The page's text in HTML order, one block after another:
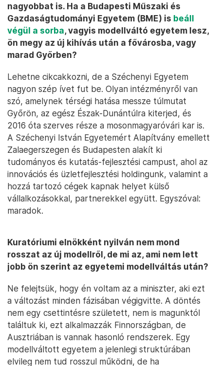
nagyobbat is. Ha a Budapesti Műszaki és
Gazdaságtudományi Egyetem (BME) is beáll
végül a sorba, vagyis modellváltó egyetem lesz,
ön megy az új kihívás után a fővárosba, vagy
marad Győrben?
Lehetne cikcakkozni, de a Széchenyi Egyetem
nagyon szép ívet fut be. Olyan intézményről van
szó, amelynek térségi hatása messze túlmutat
Győrön, az egész Észak-Dunántúlra kiterjed, és
2016 óta szerves része a mosonmagyaróvári kar is.
A Széchenyi István Egyetemért Alapítvány emellett
Zalaegerszegen és Budapesten alakít ki
tudományos és kutatás-fejlesztési campust, ahol az
innovációs és üzletfejlesztési holdingunk, valamint a
hozzá tartozó cégek kapnak helyet külső
vállalkozásokkal, partnerekkel együtt. Egyszóval:
maradok.
Kuratóriumi elnökként nyilván nem mond
rosszat az új modellről, de mi az, ami nem lett
jobb ön szerint az egyetemi modellváltás után?
Ne felejtsük, hogy én voltam az a miniszter, aki ezt
a változást minden fázisában végigvitte. A döntés
nem egy csettintésre született, nem is magunktól
találtuk ki, ezt alkalmazzák Finnországban, de
Ausztriában is vannak hasonló rendszerek. Egy
modellváltott egyetem a jelenlegi struktúrában
elvileg nem tud rosszul működni, de ha